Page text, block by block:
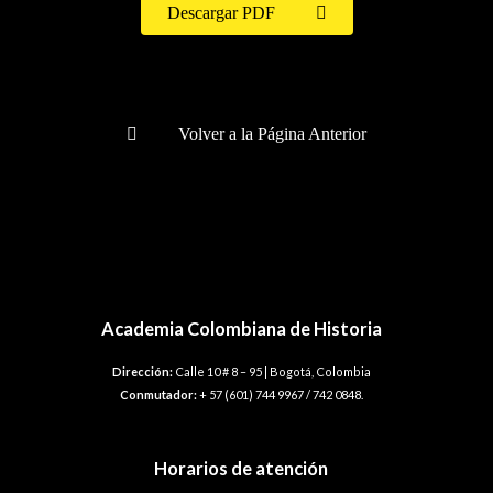
Descargar PDF
Volver a la Página Anterior
Academia Colombiana de Historia
Dirección:Calle 10 # 8 – 95 | Bogotá, Colombia
Conmutador:+ 57 (601) 744 9967 / 742 0848.
Horarios de atención